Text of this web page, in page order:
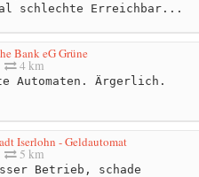
schlechte Erreichbar...
Bank eG Grüne
4 km
Automaten. Ärgerlich.
Iserlohn - Geldautomat
5 km
Betrieb, schade